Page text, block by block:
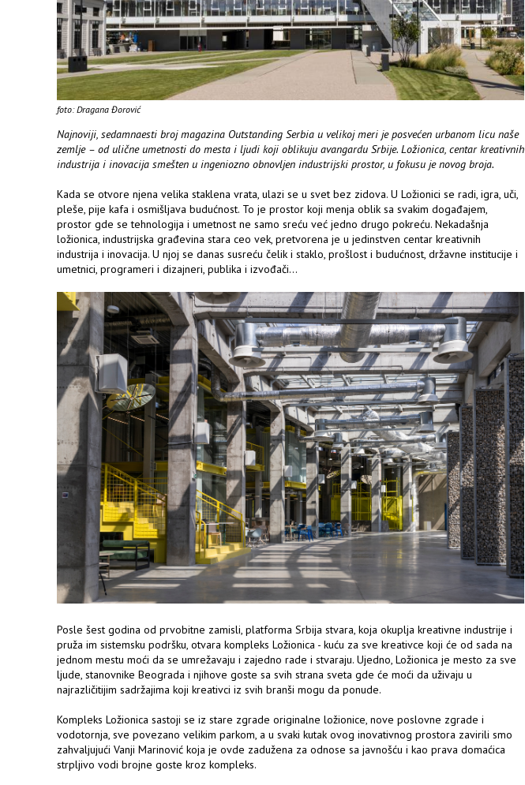
foto: Dragana Đorović
Najnoviji, sedamnaesti broj magazina Outstanding Serbia u velikoj meri je posvećen urbanom licu naše
zemlje – od ulične umetnosti do mesta i ljudi koji oblikuju avangardu Srbije. Ložionica, centar kreativnih
industrija i inovacija smešten u ingeniozno obnovljen industrijski prostor, u fokusu je novog broja.
Kada se otvore njena velika staklena vrata, ulazi se u svet bez zidova. U Ložionici se radi, igra, uči,
pleše, pije kafa i osmišljava budućnost. To je prostor koji menja oblik sa svakim događajem,
prostor gde se tehnologija i umetnost ne samo sreću već jedno drugo pokreću. Nekadašnja
ložionica, industrijska građevina stara ceo vek, pretvorena je u jedinstven centar kreativnih
industrija i inovacija. U njoj se danas susreću čelik i staklo, prošlost i budućnost, državne institucije i
umetnici, programeri i dizajneri, publika i izvođači…
Posle šest godina od prvobitne zamisli, platforma Srbija stvara, koja okuplja kreativne industrije i
pruža im sistemsku podršku, otvara kompleks Ložionica - kuću za sve kreativce koji će od sada na
jednom mestu moći da se umrežavaju i zajedno rade i stvaraju. Ujedno, Ložionica je mesto za sve
ljude, stanovnike Beograda i njihove goste sa svih strana sveta gde će moći da uživaju u
najrazličitijim sadržajima koji kreativci iz svih branši mogu da ponude.
Kompleks Ložionica sastoji se iz stare zgrade originalne ložionice, nove poslovne zgrade i
vodotornja, sve povezano velikim parkom, a u svaki kutak ovog inovativnog prostora zavirili smo
zahvaljujući Vanji Marinović koja je ovde zadužena za odnose sa javnošću i kao prava domaćica
strpljivo vodi brojne goste kroz kompleks.